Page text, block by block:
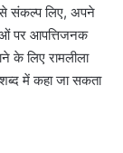
जैसे संकल्प लिए, अपने
पर आपत्तिजनक
के लिए रामलीला
में कहा जा सकता